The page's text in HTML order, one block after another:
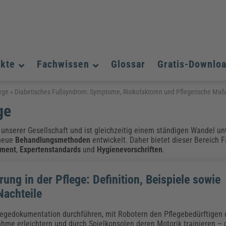
Aushangpflichtige Gesetze & Vorschriften
Chemikalen & Gefahrstoffe
Gefahrstoffe & REACH
Assistenz und Office-Management
Bauausführung
Immobilienwirtschaft
Leitung, Organisation & Dokumentation
Datenschutz und IT-Sicherheit
Organisation & Dokumentation
Weiterbildungen (AKADEMIE HERKERT)
Führung und Management
Fachpublikationen & Arbeitshilfen
Weiterbildungen (AKADEMIE HERKERT)
Fachwissen
Assistenz und Office-Management
Führung und Management
Künstliche Intelligenz
Zoll und Export
Glossar Gratis-
Assistenz und Office-Management
Führung und Management
Künstliche Intelligenz
Zoll und Export
» Diabetisches Fußsyndrom: Symptome, Risikofaktoren und Pflegerische
Gesellschaft und ist gleichzeitig einem ständigen Wandel
Behandlungsmethoden entwickelt. Daher bietet dieser Bereich
, Expertenstandards und Hygienevorschriften.
in der Pflege: Definition, Beispiele sowie
durchführen, mit Robotern den Pflegebedürftigen
erleichtern und durch Spielkonsolen deren Motorik trainieren –